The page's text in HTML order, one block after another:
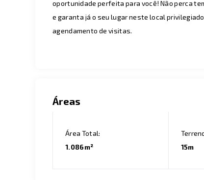
oportunidade perfeita para você! Não perca
e garanta já o seu lugar neste local
agendamento de visitas.
Áreas
Área Total:
1.086m²
15m